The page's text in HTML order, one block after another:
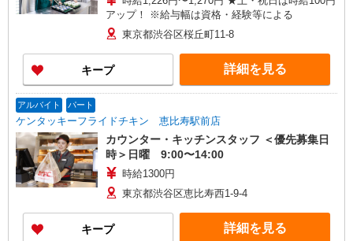
アップ！ ※給与幅は資格・経験等による
東京都渋谷区桜丘町11-8
キープ 詳細を見る
アルバイト パート
ケンタッキーフライドチキン 恵比寿駅前店
カウンター・キッチンスタッフ ＜優先募集日
時＞日曜 9:00〜14:00
時給1300円
東京都渋谷区恵比寿西1-9-4
キープ 詳細を見る